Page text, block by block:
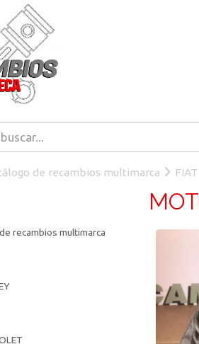
de recambios multimarca FIAT
recambios multimarca